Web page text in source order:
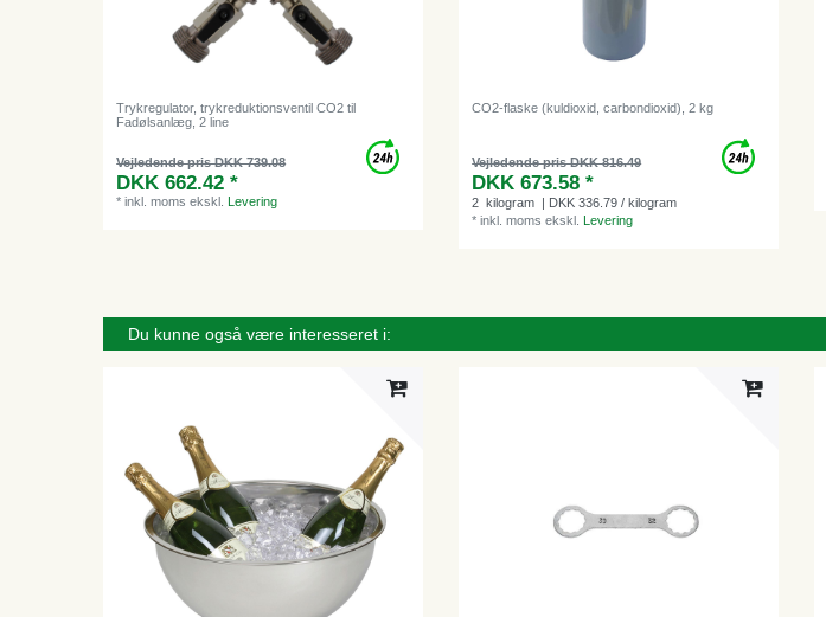
Trykregulator, trykreduktionsventil CO2 til
Fadølsanlæg, 2 line
Vejledende pris DKK 739.08
DKK 662.42 *
*inkl. moms ekskl.Levering
CO2-flaske (kuldioxid, carbondioxid), 2 kg
Vejledende pris DKK 816.49
DKK 673.58 *
2 kilogram | DKK 336.79 / kilogram
*inkl. moms ekskl.Levering
Du kunne også være interesseret i: